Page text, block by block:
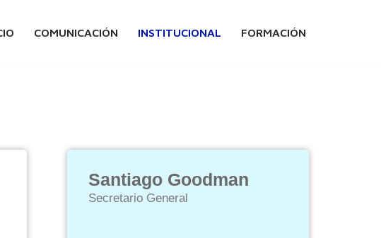
COMUNICACIÓN INSTITUCIONAL FORMACIÓN
Santiago Goodman
Secretario General